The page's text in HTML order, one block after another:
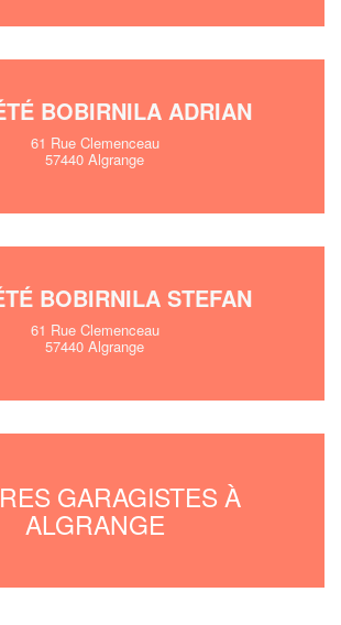
BOBIRNILA ADRIAN
61 Rue Clemenceau
57440 Algrange
BOBIRNILA STEFAN
61 Rue Clemenceau
57440 Algrange
GARAGISTES À
ALGRANGE